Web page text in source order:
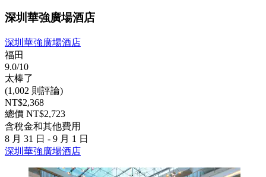
深圳華強廣場酒店
深圳華強廣場酒店
福田
9.0/10
太棒了
(1,002 則評論)
NT$2,368
總價 NT$2,723
含稅金和其他費用
8 月 31 日 - 9 月 1 日
深圳華強廣場酒店